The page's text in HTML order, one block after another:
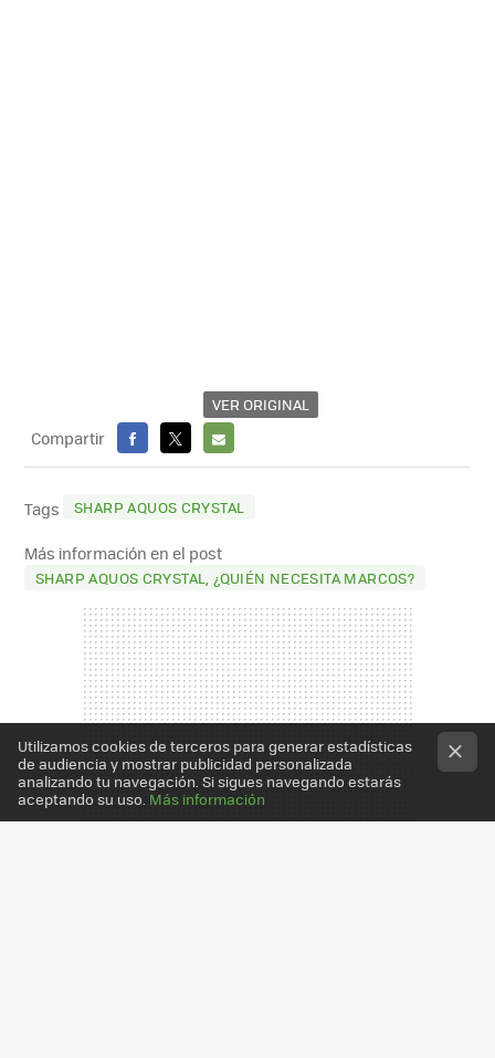
VER ORIGINAL
Compartir
FACEBOOK
X
E-
MAIL
Tags SHARP AQUOS CRYSTAL
Más información en el post
SHARP AQUOS CRYSTAL, ¿QUIÉN NECESITA MARCOS?
Utilizamos cookies de terceros para generar estadísticas
de audiencia y mostrar publicidad personalizada
analizando tu navegación. Si sigues navegando estarás
aceptando su uso. Más información